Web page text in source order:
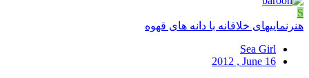
S
هنرنماییهای خلاقانه با دانه های قهوه
Sea Girl
2012 , June 16